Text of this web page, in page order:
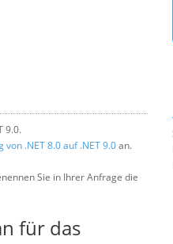
9.0.
von .NET 8.0 auf .NET 9.0an.
Sie in Ihrer Anfrage die
für das